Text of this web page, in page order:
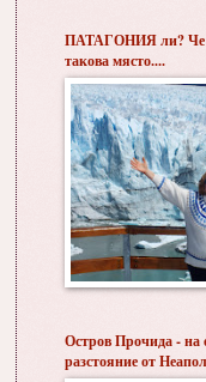
ПАТАГОНИЯ ли? Че
такова място....
Остров Прочида - на
разстояние от